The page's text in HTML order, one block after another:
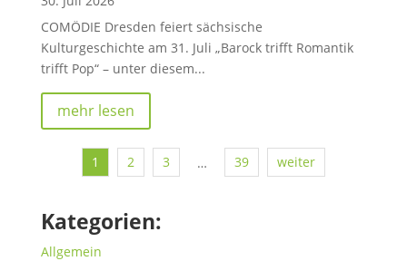
COMÖDIE Dresden feiert sächsische
Kulturgeschichte am 31. Juli „Barock trifft Romantik
trifft Pop“ – unter diesem...
mehr lesen
1 2 3 … 39 weiter
Kategorien:
Allgemein